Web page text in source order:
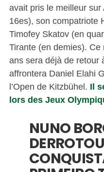
avait pris le meilleur
16es), son compatriote
Timofey Skatov (en
Tirante (en demies).
ans sera déjà de retour
affrontera Daniel Elahi
l’Open de Kitzbühel. Il
lors des Jeux
NUNO